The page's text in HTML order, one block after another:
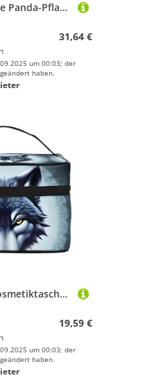
OUInbvv Niedliche Panda-Pflanzen-Geldbörse mit Metall-Reißverschluss, Passbuch und Scheckhalter, weiches, leichtes Design
31,64 €
um 00:03; der
haben.
OUInbvv Reise-Kosmetiktasche mit wildem Wolfskopf, Organizer mit mehreren Taschen, großes Fassungsvermögen, Polyester-Twill-Tasche für Fitnessstudio, Camping und Geschäftsreisen
19,59 €
um 00:03; der
haben.